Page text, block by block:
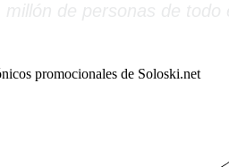
promocionales de Soloski.net